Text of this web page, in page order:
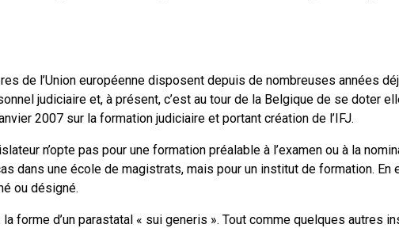
de l’Union européenne disposent depuis de nombreuses années
judiciaire et, à présent, c’est au tour de la Belgique de se doter
2007 sur la formation judiciaire et portant création de l’IFJ.
n’opte pas pour une formation préalable à l’examen ou à la
dans une école de magistrats, mais pour un institut de formation.
ou désigné.
la forme d’un parastatal « sui generis ». Tout comme quelques